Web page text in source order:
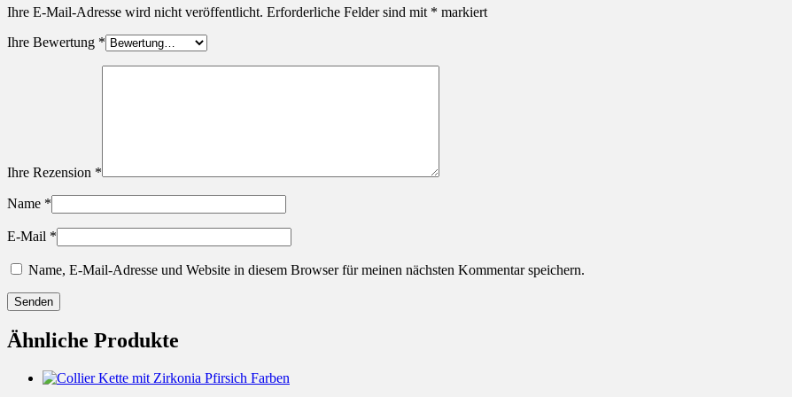
Ihre E-Mail-Adresse wird nicht veröffentlicht. Erforderliche Felder sind mit * markiert
Ihre Bewertung *
Ihre Rezension *
Name *
E-Mail *
Name, E-Mail-Adresse und Website in diesem Browser für meinen nächsten Kommentar speichern.
Ähnliche Produkte